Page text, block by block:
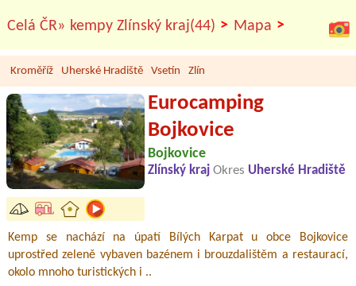
Celá ČR» kempy Zlínský kraj(44) > Mapa >
Kroměříž Uherské Hradiště Vsetín Zlín
Eurocamping
Bojkovice
Bojkovice
Zlínský kraj Okres Uherské Hradiště
Kemp se nachází na úpatí Bílých Karpat u obce Bojkovice
uprostřed zeleně vybaven bazénem i brouzdalištěm a restaurací,
okolo mnoho turistických i ..